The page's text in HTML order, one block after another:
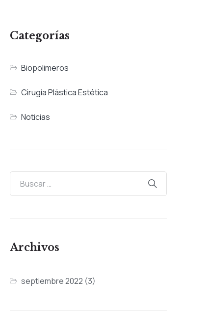
Categorías
Biopolimeros
Cirugía Plástica Estética
Noticias
Archivos
septiembre 2022 (3)